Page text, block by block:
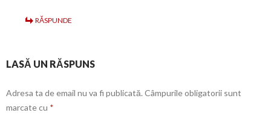
RĂSPUNDE
LASĂ UN RĂSPUNS
Adresa ta de email nu va fi publicată. Câmpurile obligatorii sunt
marcate cu *